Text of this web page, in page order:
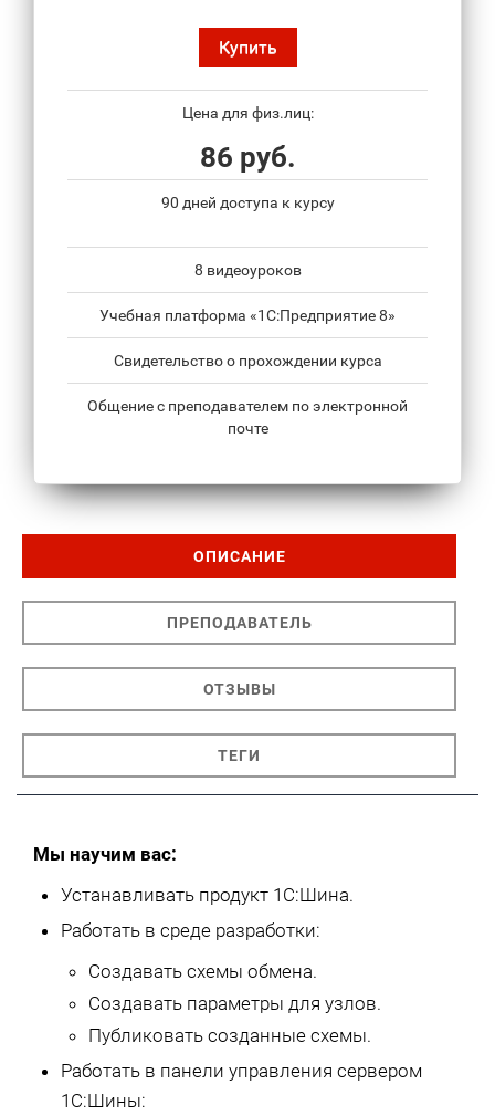
Купить
Цена для физ.лиц:
86 руб.
90 дней доступа к курсу
8 видеоуроков
Учебная платформа «1С:Предприятие 8»
Свидетельство о прохождении курса
Общение с преподавателем по электронной
почте
ОПИСАНИЕ
ПРЕПОДАВАТЕЛЬ
ОТЗЫВЫ
ТЕГИ
Мы научим вас:
Устанавливать продукт 1С:Шина.
Работать в среде разработки:
Создавать схемы обмена.
Создавать параметры для узлов.
Публиковать созданные схемы.
Работать в панели управления сервером
1С:Шины: